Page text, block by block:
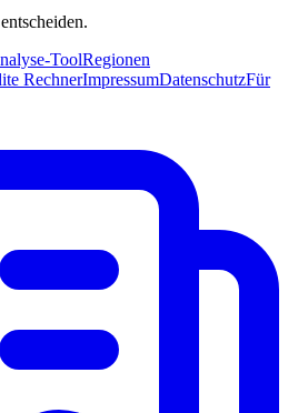
ToolRegionen
RechnerImpressumDatenschutzFür